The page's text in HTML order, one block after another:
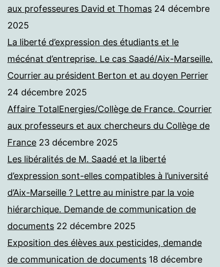
aux professeures David et Thomas 24 décembre
2025
La liberté d’expression des étudiants et le
mécénat d’entreprise. Le cas Saadé/Aix-Marseille.
Courrier au président Berton et au doyen Perrier
24 décembre 2025
Affaire TotalEnergies/Collège de France. Courrier
aux professeurs et aux chercheurs du Collège de
France 23 décembre 2025
Les libéralités de M. Saadé et la liberté
d’expression sont-elles compatibles à l’université
d’Aix-Marseille ? Lettre au ministre par la voie
hiérarchique. Demande de communication de
documents 22 décembre 2025
Exposition des élèves aux pesticides, demande
de communication de documents 18 décembre